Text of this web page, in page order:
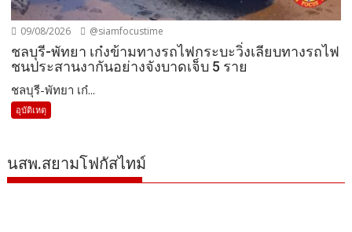
09/08/2026 @siamfocustime
ชลบุรี-พัทยา เก๋งข้ามทางรถไฟกระบะวิ่งเลียบทางรถไฟ
ชนประสานงากันอย่างจังบาดเจ็บ 5 ราย
ชลบุรี-พัทยา เก๋...
อุบัติเหตุ
นสพ.สยามโฟกัสไทม์